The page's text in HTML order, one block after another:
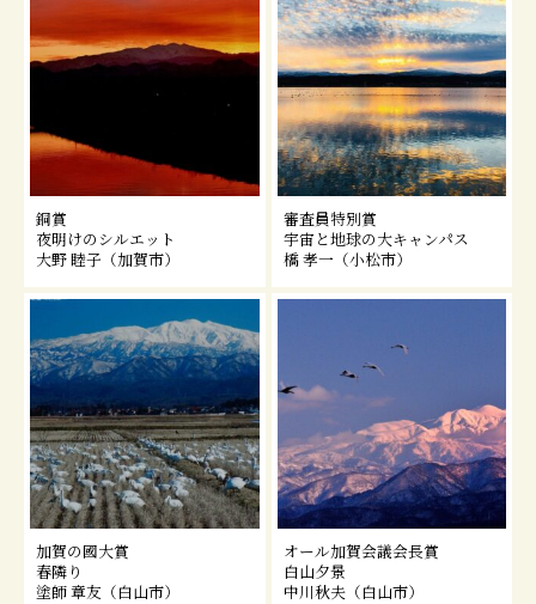
銅賞
夜明けのシルエット
大野 睦子（加賀市）
審査員特別賞
宇宙と地球の大キャンパス
橋 孝一（小松市）
加賀の國大賞
春隣り
塗師 章友（白山市）
オール加賀会議会長賞
白山夕景
中川秋夫（白山市）